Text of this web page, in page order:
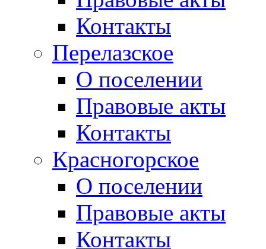
Контакты
Перелазское
О поселении
Правовые акты
Контакты
Красногорское
О поселении
Правовые акты
Контакты